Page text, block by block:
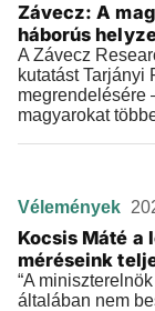
Závecz: A
háborús
A Závecz
kutatást Tarjányi
megrendelésére
magyarokat
Vélemények
Kocsis Máté a
méréseink
“A
általában nem